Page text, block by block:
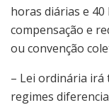
horas diárias e
compensação e
ou convenção
– Lei ordinária irá
regimes